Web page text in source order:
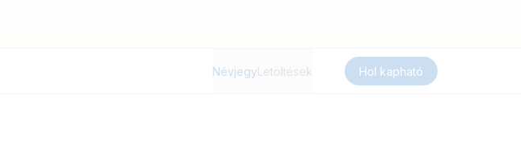
NévjegyLetöltések Hol kapható